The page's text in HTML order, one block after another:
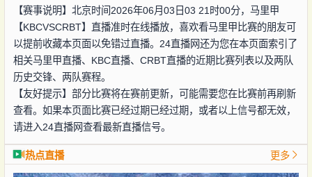
【赛事说明】北京时间2026年06月03日03 21时00分，马里甲
【KBCVSCRBT】直播准时在线播放，喜欢看马里甲比赛的朋友可
以提前收藏本页面以免错过直播。24直播网还为您在本页面索引了
相关马里甲直播、KBC直播、CRBT直播的近期比赛列表以及两队
历史交锋、两队赛程。
【友好提示】部分比赛将在赛前更新，可能需要您在比赛前再刷新
查看。如果本页面比赛已经过期已经过期，或者以上信号都无效，
请进入24直播网查看最新直播信号。
热点直播 更多